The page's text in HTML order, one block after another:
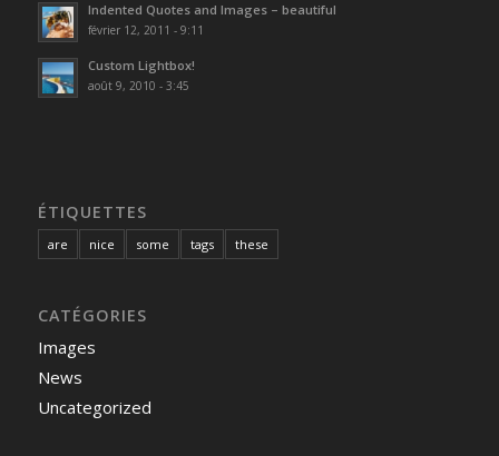
Indented Quotes and Images – beautiful
février 12, 2011 - 9:11
Custom Lightbox!
août 9, 2010 - 3:45
ÉTIQUETTES
are nice some tags these
CATÉGORIES
Images
News
Uncategorized